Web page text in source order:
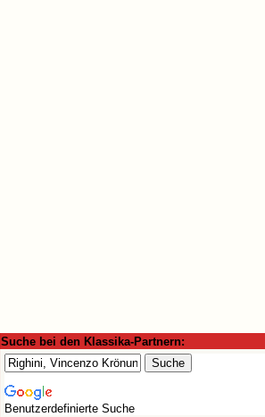
Suche bei den Klassika-Partnern:
Benutzerdefinierte Suche